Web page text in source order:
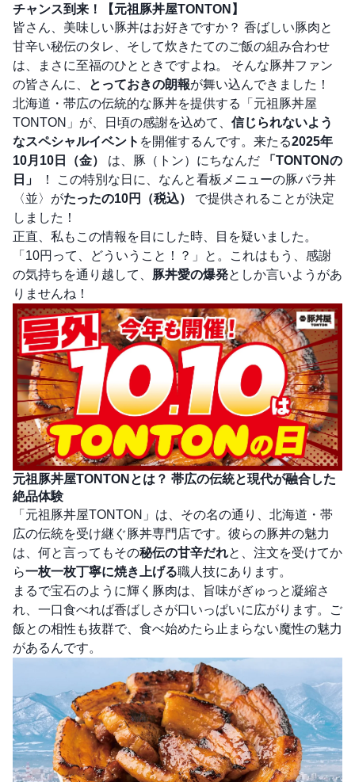
チャンス到来！【元祖豚丼屋TONTON】
皆さん、美味しい豚丼はお好きですか？ 香ばしい豚肉と
甘辛い秘伝のタレ、そして炊きたてのご飯の組み合わせ
は、まさに至福のひとときですよね。 そんな豚丼ファン
の皆さんに、
とっておきの朗報が舞い込んできました！
北海道・帯広の伝統的な豚丼を提供する「元祖豚丼屋
TONTON」が、日頃の感謝を込めて、 信じられないよう
なスペシャルイベント を開催するんです。来たる2025年
10月10日（金）
は、豚（トン）にちなんだ
「TONTONの
日」
！ この特別な日に、なんと看板メニューの豚バラ丼
〈並〉がたったの10円（税込）
で提供されることが決定
しました！
正直、私もこの情報を目にした時、目を疑いました。
「10円って、どういうこと！？」と。これはもう、感謝
の気持ちを通り越して、 豚丼愛の爆発としか言いようがあ
りませんね！
元祖豚丼屋TONTONとは？ 帯広の伝統と現代が融合した
絶品体験
「元祖豚丼屋TONTON」は、その名の通り、北海道・帯
広の伝統を受け継ぐ豚丼専門店です。彼らの豚丼の魅力
は、何と言ってもその秘伝の甘辛だれと、注文を受けてか
ら一枚一枚丁寧に焼き上げる職人技にあります。
まるで宝石のように輝く豚肉は、旨味がぎゅっと凝縮さ
れ、一口食べれば香ばしさが口いっぱいに広がります。ご
飯との相性も抜群で、食べ始めたら止まらない魔性の魅力
があるんです。